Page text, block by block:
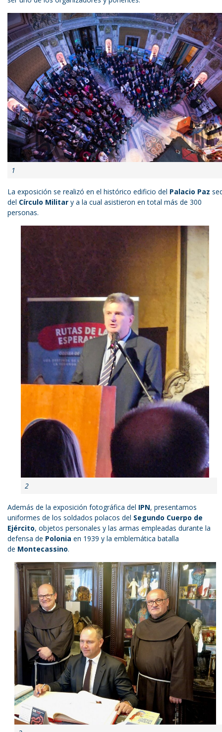
1
La exposición se realizó en el histórico edificio del Palacio Paz
del Círculo Militar y a la cual asistieron en total más de 300
personas.
2
Además de la exposición fotográfica del IPN, presentamos
uniformes de los soldados polacos del Segundo Cuerpo de
Ejército, objetos personales y las armas empleadas durante la
defensa de Polonia en 1939 y la emblemática batalla
de Montecassino.